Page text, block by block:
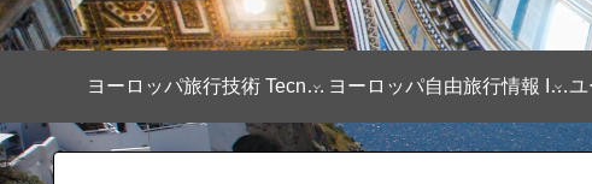
ヨーロッパ旅行技術 Tecnique ヨーロッパ自由旅行情報 Infomation